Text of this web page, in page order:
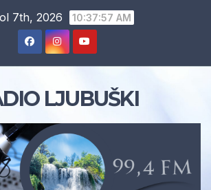
7th, 2026 10:37:58 AM
LJUBUŠKI